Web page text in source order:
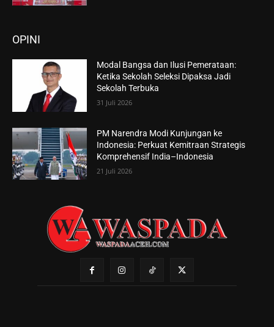
OPINI
Modal Bangsa dan Ilusi Pemerataan:
Ketika Sekolah Seleksi Dipaksa Jadi
Sekolah Terbuka
31 Juli 2026
PM Narendra Modi Kunjungan ke
Indonesia: Perkuat Kemitraan Strategis
Komprehensif India–Indonesia
21 Juli 2026